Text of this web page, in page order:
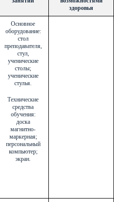
здоровья
Основное
оборудование:
стол
преподавателя,
стул,
ученические
столы;
ученические
стулья.
Технические
средства
обучения:
доска
магнитно-
маркерная;
персональный
компьютер;
экран.